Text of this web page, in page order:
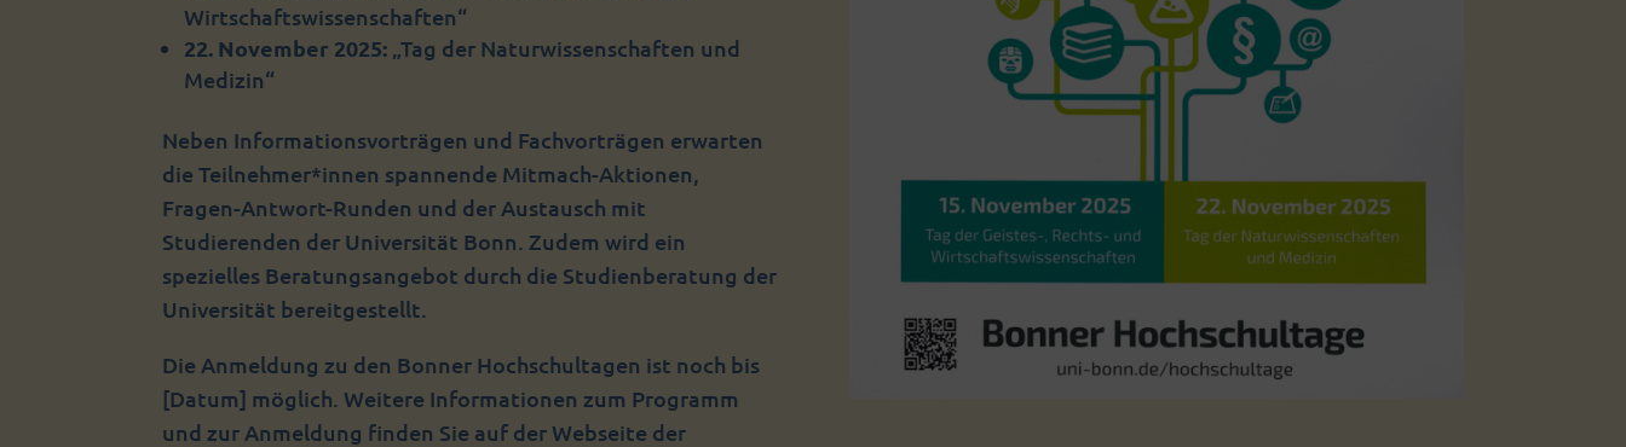
Wirtschaftswissenschaften“
22. November 2025: „Tag der Naturwissenschaften und
Medizin“
Neben Informationsvorträgen und Fachvorträgen erwarten
die Teilnehmer*innen spannende Mitmach-Aktionen,
Fragen-Antwort-Runden und der Austausch mit
Studierenden der Universität Bonn. Zudem wird ein
spezielles Beratungsangebot durch die Studienberatung der
Universität bereitgestellt.
Die Anmeldung zu den Bonner Hochschultagen ist noch bis
[Datum] möglich. Weitere Informationen zum Programm
und zur Anmeldung finden Sie auf der Webseite der